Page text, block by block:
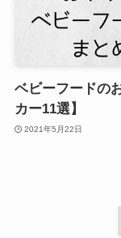
ベビーフードの
カー11選】
2021年5月22日